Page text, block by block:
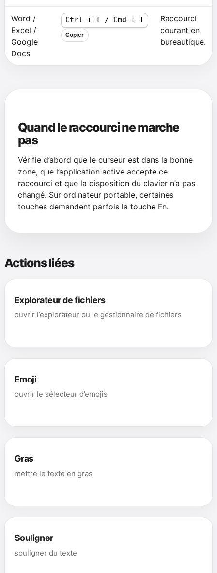
Word /
Excel /
Google
Docs
Ctrl + I / Cmd + I
Copier
Raccourci
courant en
bureautique.
Quand le raccourci ne marche
pas
Vérifie d’abord que le curseur est dans la bonne
zone, que l’application active accepte ce
raccourci et que la disposition du clavier n’a pas
changé. Sur ordinateur portable, certaines
touches demandent parfois la touche Fn.
Actions liées
Explorateur de fichiers
ouvrir l’explorateur ou le gestionnaire de fichiers
Emoji
ouvrir le sélecteur d’emojis
Gras
mettre le texte en gras
Souligner
souligner du texte